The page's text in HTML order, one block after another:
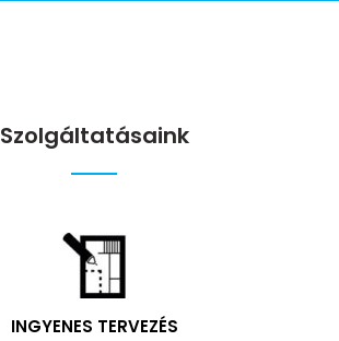
Szolgáltatásaink
INGYENES TERVEZÉS